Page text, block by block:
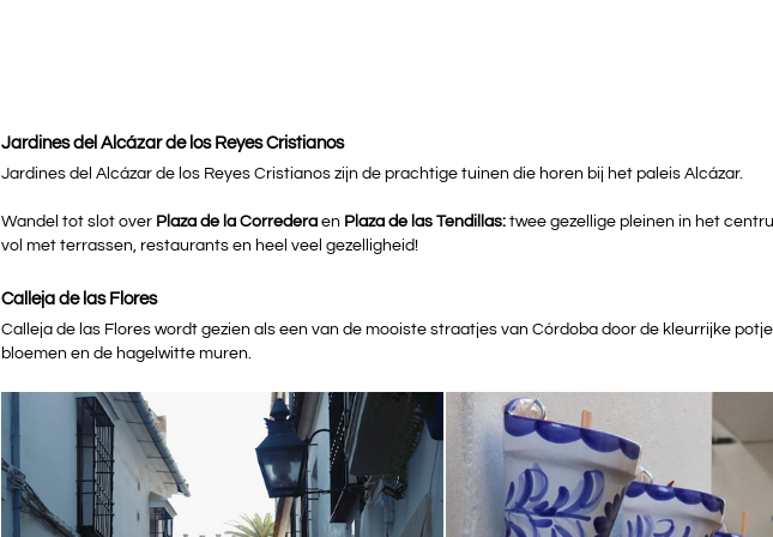
Jardines del Alcázar de los Reyes Cristianos
Jardines del Alcázar de los Reyes Cristianos zijn de prachtige tuinen die horen bij het paleis Alcázar.
Wandel tot slot over Plaza de la Corredera en Plaza de las Tendillas: twee gezellige pleinen in het
vol met terrassen, restaurants en heel veel gezelligheid!
Calleja de las Flores
Calleja de las Flores wordt gezien als een van de mooiste straatjes van Córdoba door de kleurrijke
bloemen en de hagelwitte muren.